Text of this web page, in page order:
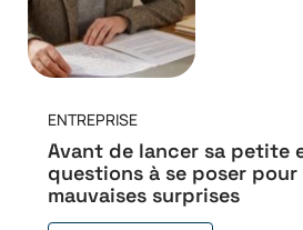
ENTREPRISE
Avant de lancer sa petite
questions à se poser
mauvaises surprises